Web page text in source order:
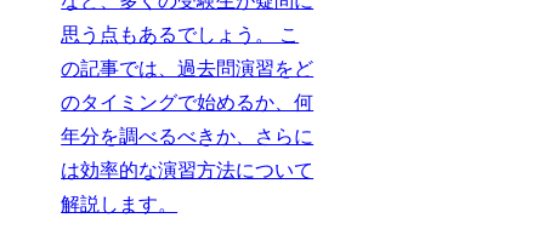
思う点もあるでしょう。 こ
の記事では、過去問演習をど
のタイミングで始めるか、何
年分を調べるべきか、さらに
は効率的な演習方法について
解説します。